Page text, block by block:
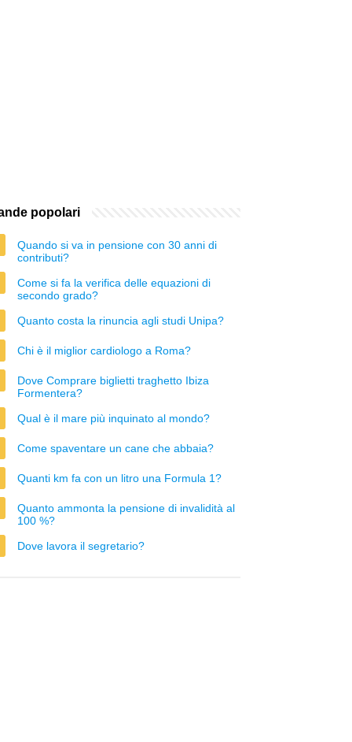
popolari
Quando si va in pensione con 30 anni di
contributi?
Come si fa la verifica delle equazioni di
secondo grado?
Quanto costa la rinuncia agli studi Unipa?
Chi è il miglior cardiologo a Roma?
Dove Comprare biglietti traghetto Ibiza
Formentera?
Qual è il mare più inquinato al mondo?
Come spaventare un cane che abbaia?
Quanti km fa con un litro una Formula 1?
Quanto ammonta la pensione di invalidità al
100 %?
Dove lavora il segretario?